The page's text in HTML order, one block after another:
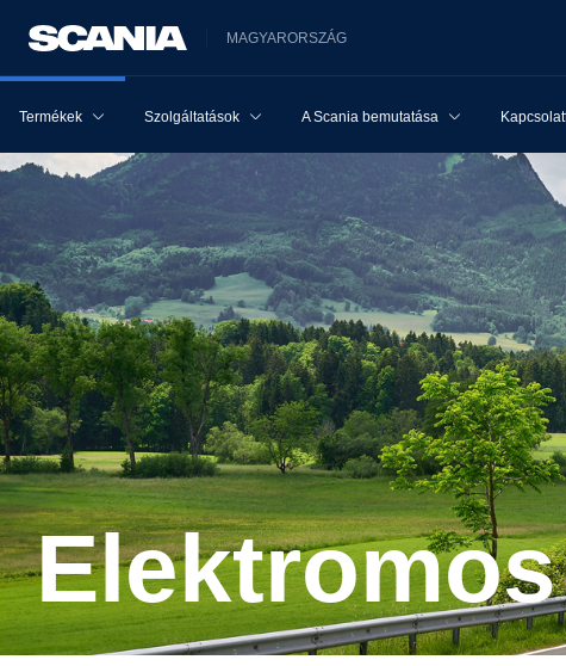
MAGYARORSZÁG
Termékek Szolgáltatások A Scania bemutatása